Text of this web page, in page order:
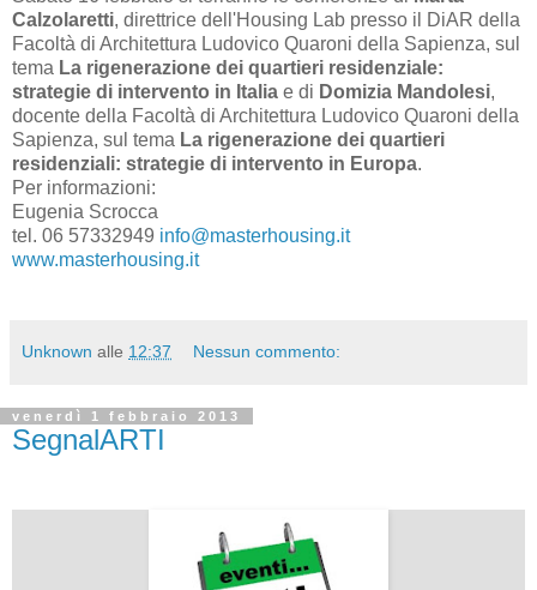
Calzolaretti, direttrice dell'Housing Lab presso il DiAR della
Facoltà di Architettura Ludovico Quaroni della Sapienza, sul
tema La rigenerazione dei quartieri residenziale:
strategie di intervento in Italia e di Domizia Mandolesi,
docente della Facoltà di Architettura Ludovico Quaroni della
Sapienza, sul tema La rigenerazione dei quartieri
residenziali: strategie di intervento in Europa.
Per informazioni:
Eugenia Scrocca
tel. 06 57332949 info@masterhousing.it
www.masterhousing.it
Unknown alle 12:37 Nessun commento:
venerdì 1 febbraio 2013
SegnalARTI